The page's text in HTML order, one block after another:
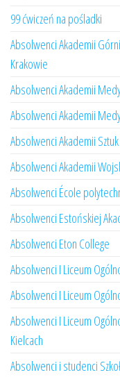
99 ćwiczeń na pośladki
Absolwenci Akademii
Krakowie
Absolwenci Akademii
Absolwenci Akademii
Absolwenci Akademii
Absolwenci Akademii
Absolwenci École
Absolwenci Estońskiej
Absolwenci Eton College
Absolwenci I Liceum
Absolwenci I Liceum
Absolwenci I Liceum
Kielcach
Absolwenci i studenci